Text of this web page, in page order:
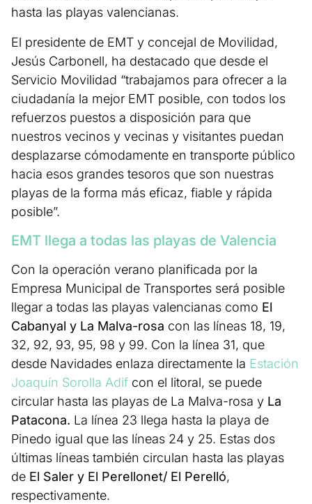
hasta las playas valencianas.
El presidente de EMT y concejal de Movilidad,
Jesús Carbonell, ha destacado que desde el
Servicio Movilidad “trabajamos para ofrecer a la
ciudadanía la mejor EMT posible, con todos los
refuerzos puestos a disposición para que
nuestros vecinos y vecinas y visitantes puedan
desplazarse cómodamente en transporte público
hacia esos grandes tesoros que son nuestras
playas de la forma más eficaz, fiable y rápida
posible”.
EMT llega a todas las playas de Valencia
Con la operación verano planificada por la
Empresa Municipal de Transportes será posible
llegar a todas las playas valencianas como El
Cabanyal y La Malva-rosa con las líneas 18, 19,
32, 92, 93, 95, 98 y 99. Con la línea 31, que
desde Navidades enlaza directamente la Estación
Joaquín Sorolla Adif con el litoral, se puede
circular hasta las playas de La Malva-rosa y La
Patacona. La línea 23 llega hasta la playa de
Pinedo igual que las líneas 24 y 25. Estas dos
últimas líneas también circulan hasta las playas
de El Saler y El Perellonet/ El Perelló,
respectivamente.